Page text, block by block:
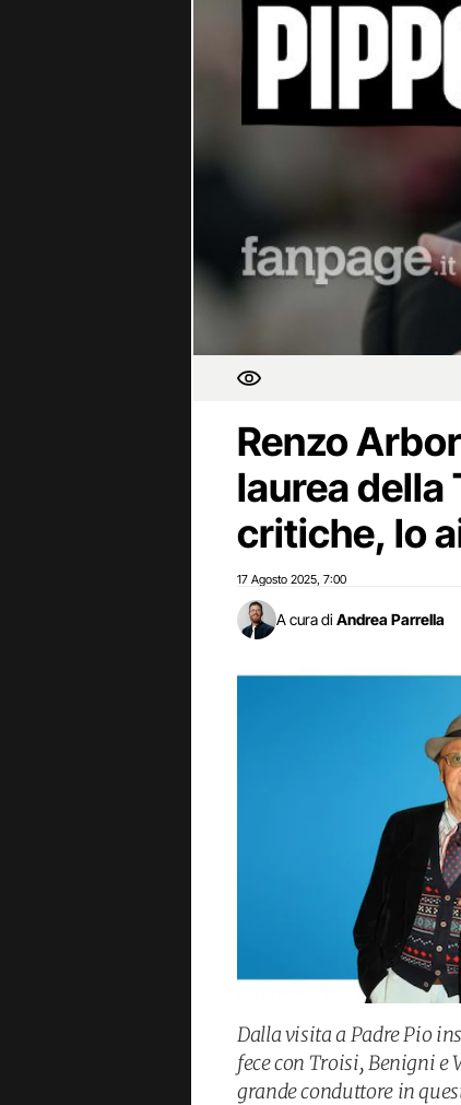
Renzo
laurea della
critiche, lo
17 Agosto 2025 7:00
A cura di Andrea Parrella
Dalla visita a Padre Pio
fece con Troisi, Benigni e
grande conduttore in